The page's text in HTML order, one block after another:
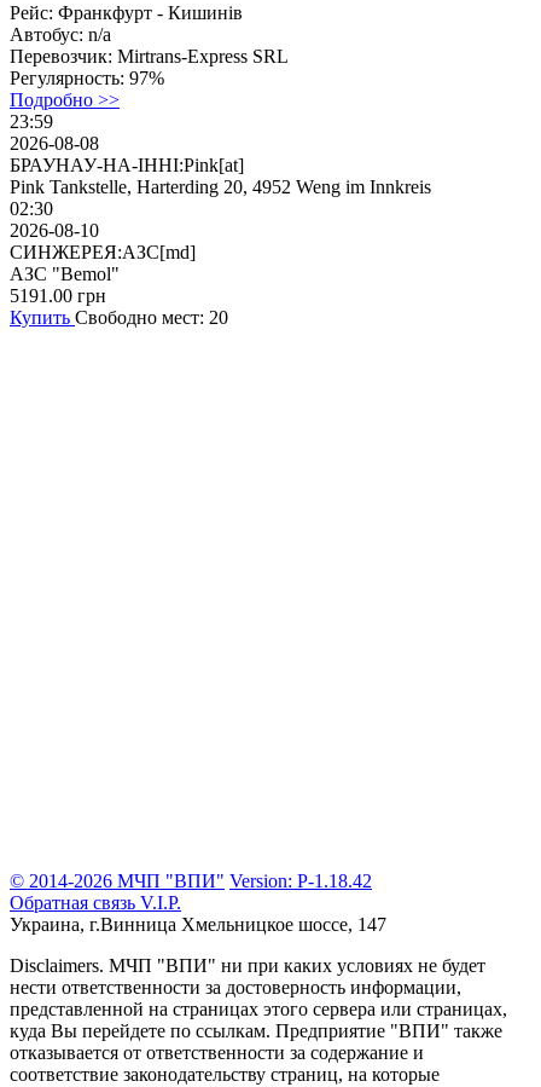
Рейс: Франкфурт - Кишинів
Автобус: n/a
Перевозчик: Mirtrans-Express SRL
Регулярность: 97%
Подробно >>
23:59
2026-08-08
БРАУНАУ-НА-ІННІ:Pink[at]
Pink Tankstelle, Harterding 20, 4952 Weng im Innkreis
02:30
2026-08-10
СИНЖЕРЕЯ:АЗС[md]
АЗС "Bemol"
5191.00 грн
Купить Свободно мест: 20
© 2014-2026 МЧП "ВПИ" Version: P-1.18.42
Обратная связь V.I.P.
Украина, г.Винница Хмельницкое шоссе, 147
Disclaimers. МЧП "ВПИ" ни при каких условиях не будет
нести ответственности за достоверность информации,
представленной на страницах этого сервера или страницах,
куда Вы перейдете по ссылкам. Предприятие "ВПИ" также
отказывается от ответственности за содержание и
соответствие законодательству страниц, на которые